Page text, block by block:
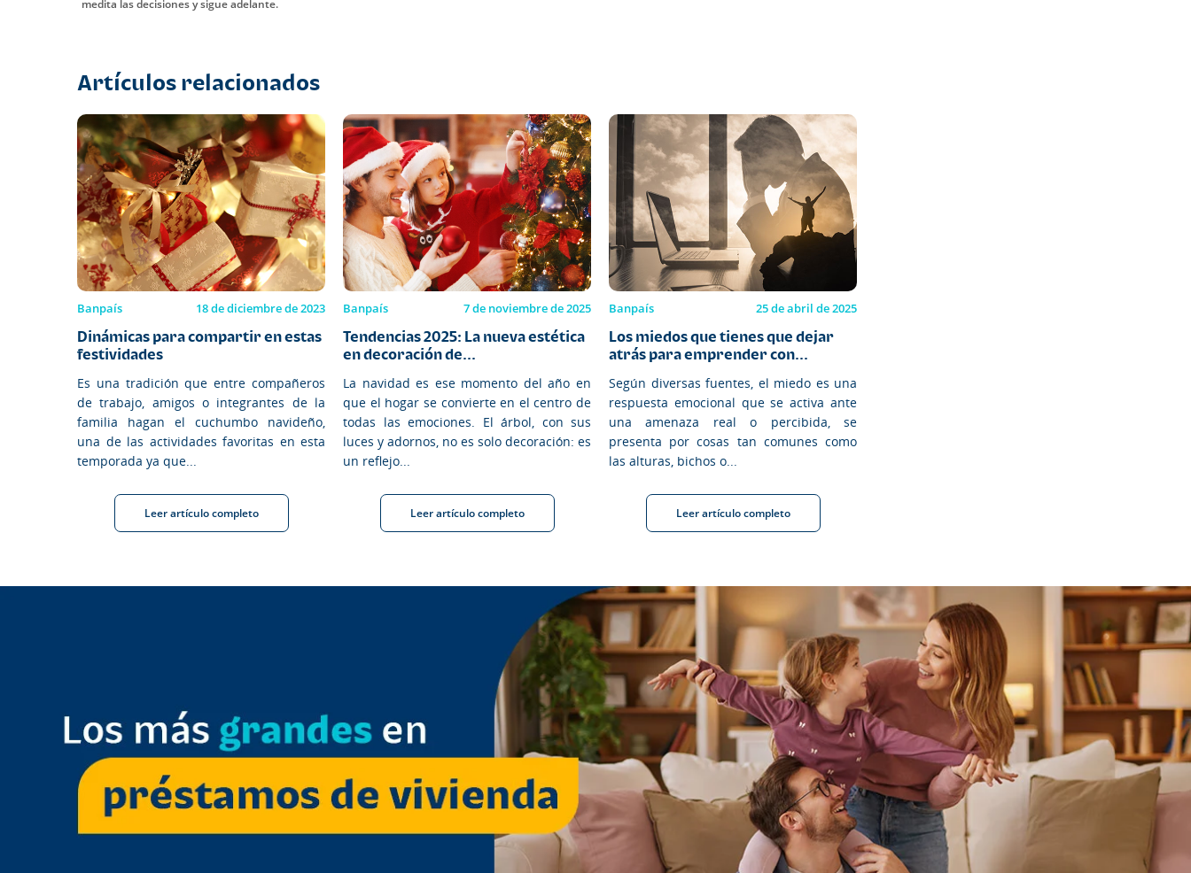
medita las decisiones y sigue adelante.
Artículos relacionados
Banpaís 18 de diciembre de 2023
Dinámicas para compartir en estas
festividades
Es una tradición que entre compañeros
de trabajo, amigos o integrantes de la
familia hagan el cuchumbo navideño,
una de las actividades favoritas en esta
temporada ya que...
Leer artículo completo
Banpaís 7 de noviembre de 2025
Tendencias 2025: La nueva estética
en decoración de...
La navidad es ese momento del año en
que el hogar se convierte en el centro de
todas las emociones. El árbol, con sus
luces y adornos, no es solo decoración: es
un reflejo...
Leer artículo completo
Banpaís 25 de abril de 2025
Los miedos que tienes que dejar
atrás para emprender con...
Según diversas fuentes, el miedo es una
respuesta emocional que se activa ante
una amenaza real o percibida, se
presenta por cosas tan comunes como
las alturas, bichos o...
Leer artículo completo